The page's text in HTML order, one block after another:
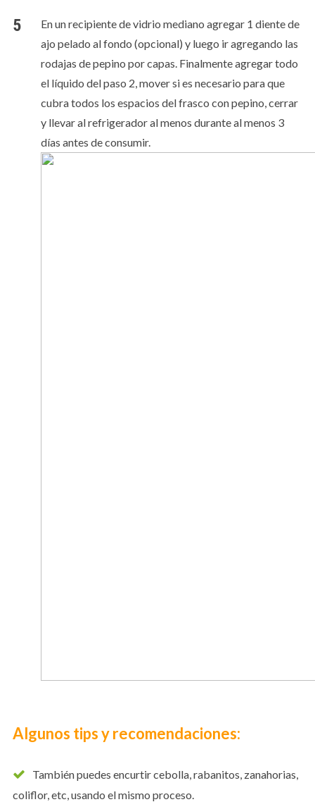
En un recipiente de vidrio mediano agregar 1 diente de
ajo pelado al fondo (opcional) y luego ir agregando las
rodajas de pepino por capas. Finalmente agregar todo
el líquido del paso 2, mover si es necesario para que
cubra todos los espacios del frasco con pepino, cerrar
y llevar al refrigerador al menos durante al menos 3
días antes de consumir.
Algunos tips y recomendaciones:
También puedes encurtir cebolla, rabanitos, zanahorias,
coliflor, etc, usando el mismo proceso.